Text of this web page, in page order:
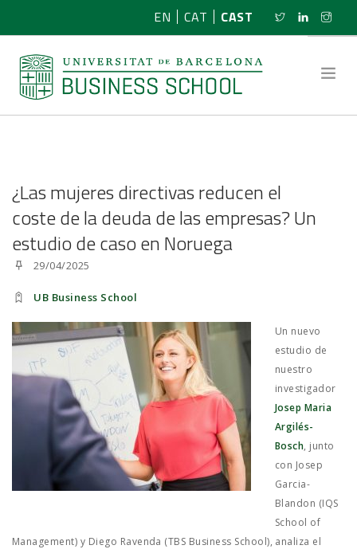
EN CAT CAST
INVESTIGACIÓN
PROGRAMAS
ACTIVIDADES
JOB MARKET
SEARCH SITE
¿Las mujeres directivas reducen el
coste de la deuda de las empresas? Un
estudio de caso en Noruega
29/04/2025
UB Business School
Un nuevo
estudio de
nuestro
investigador
Josep Maria
Argilés-
Bosch, junto
con Josep
Garcia-
Blandon (IQS
School of
Management) y Diego Ravenda (TBS Business School), analiza el